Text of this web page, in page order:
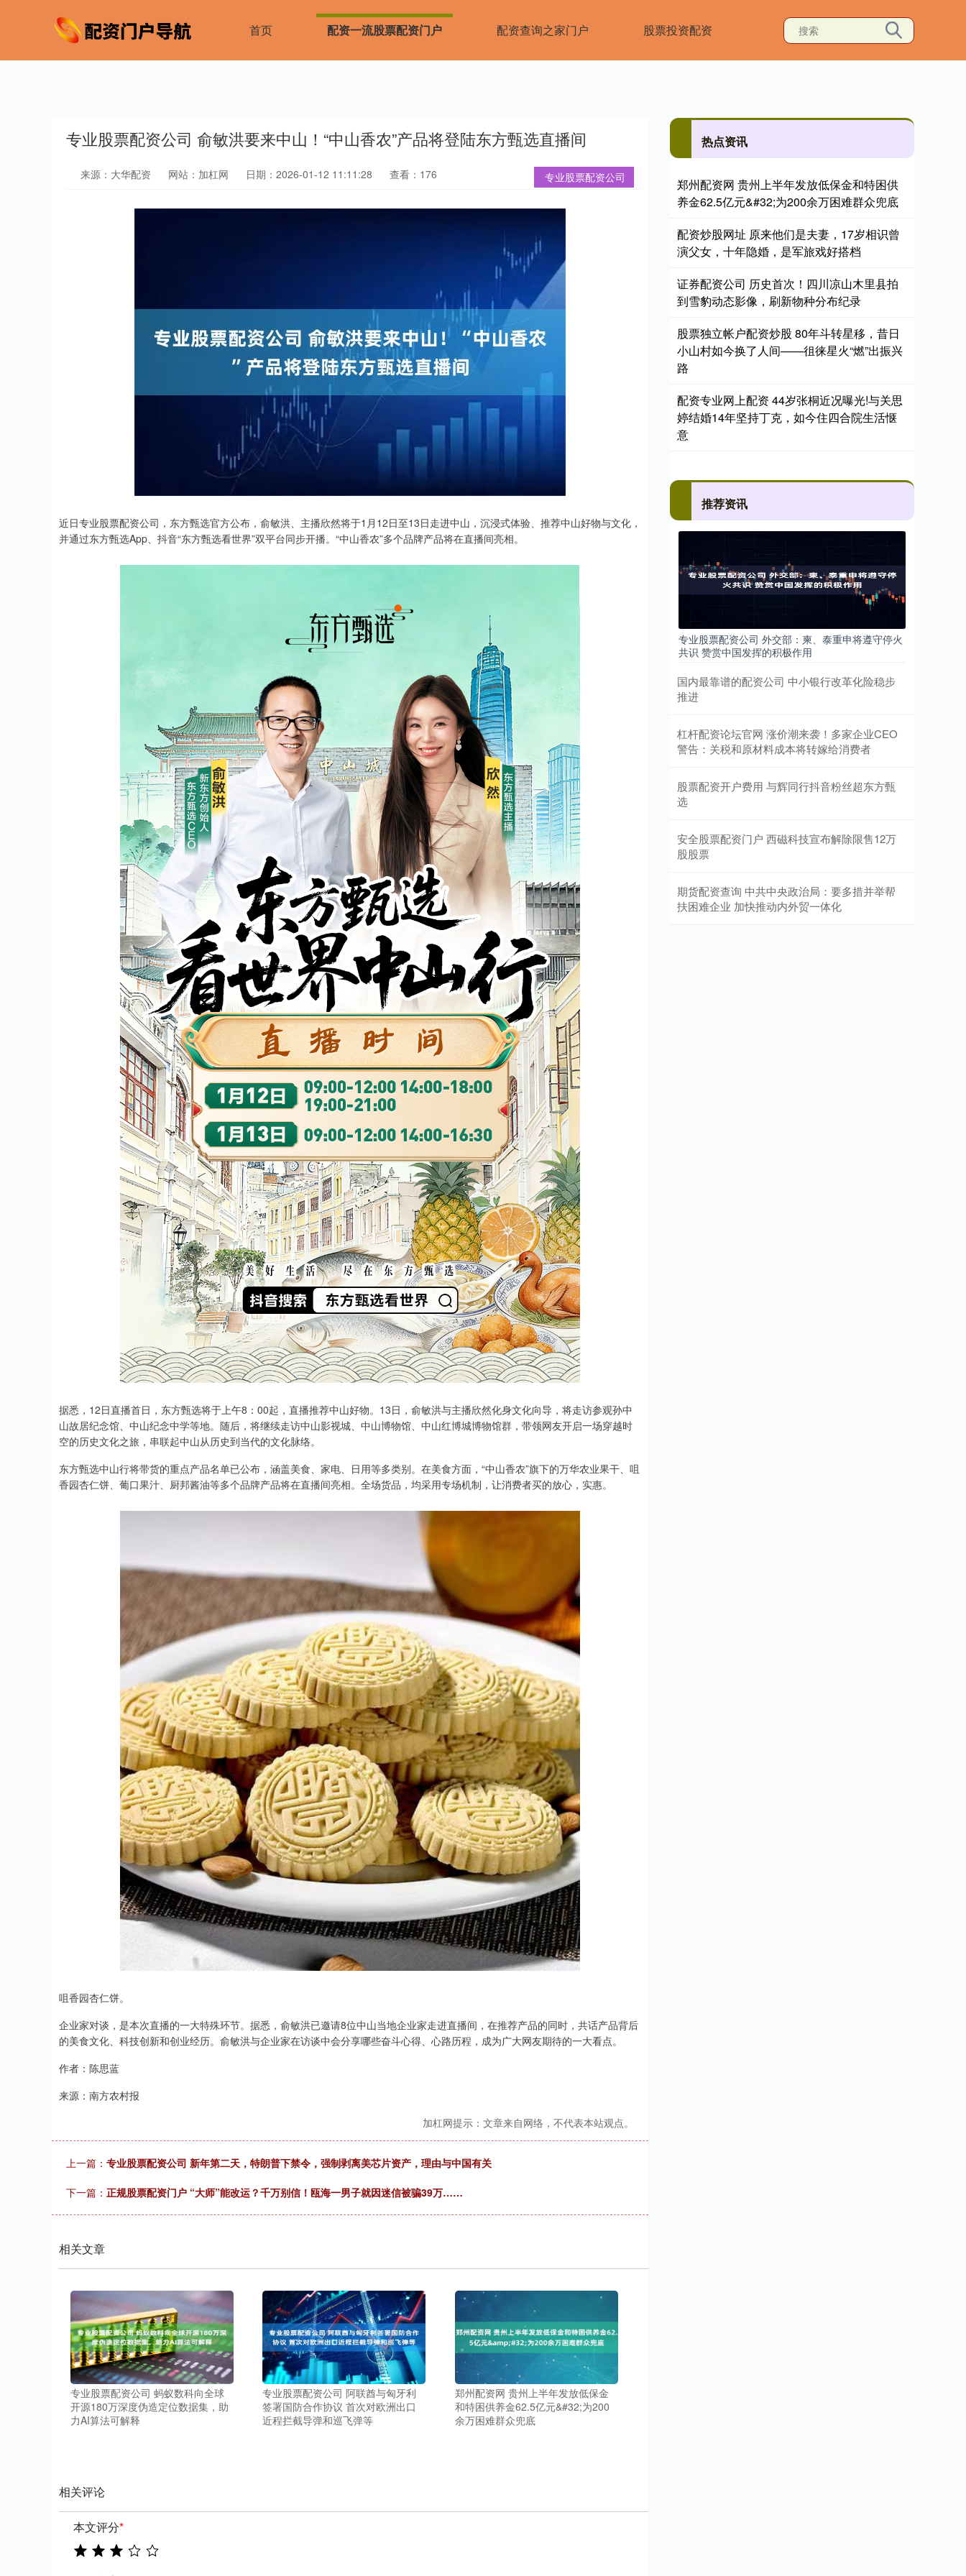
首页 配资一流股票配资门户 配资查询之家门户 股票投资配资
专业股票配资公司 俞敏洪要来中山！“中山香农”产品将登陆东方甄选直播间
专业股票配资公司
来源：大华配资 网站：加杠网 日期：2026-01-12 11:11:28 查看：176
近日专业股票配资公司，东方甄选官方公布，俞敏洪、主播欣然将于1月12日至13日走进中山，沉浸式体验、推荐中山好物与文化，
并通过东方甄选App、抖音“东方甄选看世界”双平台同步开播。“中山香农”多个品牌产品将在直播间亮相。
据悉，12日直播首日，东方甄选将于上午8：00起，直播推荐中山好物。13日，俞敏洪与主播欣然化身文化向导，将走访参观孙中
山故居纪念馆、中山纪念中学等地。随后，将继续走访中山影视城、中山博物馆、中山红博城博物馆群，带领网友开启一场穿越时
空的历史文化之旅，串联起中山从历史到当代的文化脉络。
东方甄选中山行将带货的重点产品名单已公布，涵盖美食、家电、日用等多类别。在美食方面，“中山香农”旗下的万华农业果干、咀
香园杏仁饼、葡口果汁、厨邦酱油等多个品牌产品将在直播间亮相。全场货品，均采用专场机制，让消费者买的放心，实惠。
咀香园杏仁饼。
企业家对谈，是本次直播的一大特殊环节。据悉，俞敏洪已邀请8位中山当地企业家走进直播间，在推荐产品的同时，共话产品背后
的美食文化、科技创新和创业经历。俞敏洪与企业家在访谈中会分享哪些奋斗心得、心路历程，成为广大网友期待的一大看点。
作者：陈思蓝
来源：南方农村报
加杠网提示：文章来自网络，不代表本站观点。
上一篇： 专业股票配资公司 新年第二天，特朗普下禁令，强制剥离美芯片资产，理由与中国有关
下一篇： 正规股票配资门户 “大师”能改运？千万别信！瓯海一男子就因迷信被骗39万……
相关文章
专业股票配资公司 蚂蚁数科向全球
开源180万深度伪造定位数据集，助
力AI算法可解释
专业股票配资公司 阿联酋与匈牙利
签署国防合作协议 首次对欧洲出口
近程拦截导弹和巡飞弹等
郑州配资网 贵州上半年发放低保金
和特困供养金62.5亿元&#32;为200
余万困难群众兜底
相关评论
本文评分*
热点资讯
郑州配资网 贵州上半年发放低保金和特困供
养金62.5亿元&#32;为200余万困难群众兜底
配资炒股网址 原来他们是夫妻，17岁相识曾
演父女，十年隐婚，是军旅戏好搭档
证券配资公司 历史首次！四川凉山木里县拍
到雪豹动态影像，刷新物种分布纪录
股票独立帐户配资炒股 80年斗转星移，昔日
小山村如今换了人间——徂徕星火“燃”出振兴
路
配资专业网上配资 44岁张桐近况曝光!与关思
婷结婚14年坚持丁克，如今住四合院生活惬
意
推荐资讯
专业股票配资公司 外交部：柬、泰重申将遵守停火
共识 赞赏中国发挥的积极作用
国内最靠谱的配资公司 中小银行改革化险稳步
推进
杠杆配资论坛官网 涨价潮来袭！多家企业CEO
警告：关税和原材料成本将转嫁给消费者
股票配资开户费用 与辉同行抖音粉丝超东方甄
选
安全股票配资门户 西磁科技宣布解除限售12万
股股票
期货配资查询 中共中央政治局：要多措并举帮
扶困难企业 加快推动内外贸一体化